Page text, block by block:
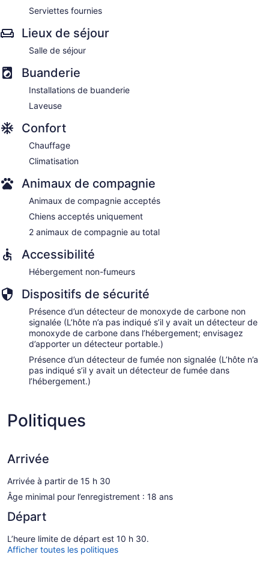
Serviettes fournies
Lieux de séjour
Salle de séjour
Buanderie
Installations de buanderie
Laveuse
Confort
Chauffage
Climatisation
Animaux de compagnie
Animaux de compagnie acceptés
Chiens acceptés uniquement
2 animaux de compagnie au total
Accessibilité
Hébergement non-fumeurs
Dispositifs de sécurité
Présence d’un détecteur de monoxyde de carbone non
signalée (L’hôte n’a pas indiqué s’il y avait un détecteur de
monoxyde de carbone dans l’hébergement; envisagez
d’apporter un détecteur portable.)
Présence d’un détecteur de fumée non signalée (L’hôte n’a
pas indiqué s’il y avait un détecteur de fumée dans
l’hébergement.)
Politiques
Arrivée
Arrivée à partir de 15 h 30
Âge minimal pour l’enregistrement : 18 ans
Départ
L’heure limite de départ est 10 h 30.
Afficher toutes les politiques